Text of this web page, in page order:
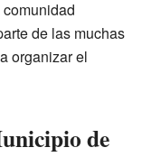
de las muchas
organizar el
de